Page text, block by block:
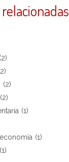
(2)
(2)
(2)
(1)
(1)
(1)